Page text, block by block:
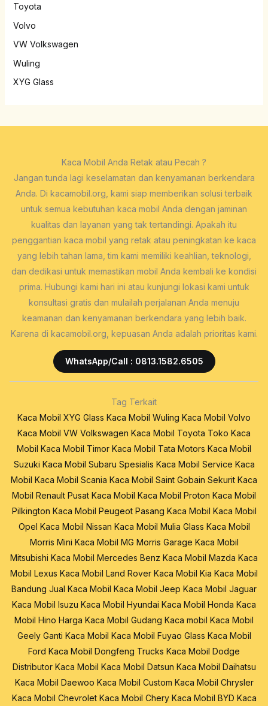
Toyota
Volvo
VW Volkswagen
Wuling
XYG Glass
Kaca Mobil Anda Retak atau Pecah ?
Jangan tunda lagi keselamatan dan kenyamanan berkendara
Anda. Di kacamobil.org, kami siap memberikan solusi terbaik
untuk semua kebutuhan kaca mobil Anda dengan jaminan
kualitas dan layanan yang tak tertandingi. Apakah itu
penggantian kaca mobil yang retak atau peningkatan ke kaca
yang lebih tahan lama, tim kami memiliki keahlian, teknologi,
dan dedikasi untuk memastikan mobil Anda kembali ke kondisi
prima. Hubungi kami hari ini atau kunjungi lokasi kami untuk
konsultasi gratis dan mulailah perjalanan Anda menuju
keamanan dan kenyamanan berkendara yang lebih baik.
Karena di kacamobil.org, kepuasan Anda adalah prioritas kami.
WhatsApp/Call : 0813.1582.6505
Tag Terkait
Kaca Mobil XYG Glass Kaca Mobil Wuling Kaca Mobil Volvo
Kaca Mobil VW Volkswagen Kaca Mobil Toyota Toko Kaca
Mobil Kaca Mobil Timor Kaca Mobil Tata Motors Kaca Mobil
Suzuki Kaca Mobil Subaru Spesialis Kaca Mobil Service Kaca
Mobil Kaca Mobil Scania Kaca Mobil Saint Gobain Sekurit Kaca
Mobil Renault Pusat Kaca Mobil Kaca Mobil Proton Kaca Mobil
Pilkington Kaca Mobil Peugeot Pasang Kaca Mobil Kaca Mobil
Opel Kaca Mobil Nissan Kaca Mobil Mulia Glass Kaca Mobil
Morris Mini Kaca Mobil MG Morris Garage Kaca Mobil
Mitsubishi Kaca Mobil Mercedes Benz Kaca Mobil Mazda Kaca
Mobil Lexus Kaca Mobil Land Rover Kaca Mobil Kia Kaca Mobil
Bandung Jual Kaca Mobil Kaca Mobil Jeep Kaca Mobil Jaguar
Kaca Mobil Isuzu Kaca Mobil Hyundai Kaca Mobil Honda Kaca
Mobil Hino Harga Kaca Mobil Gudang Kaca mobil Kaca Mobil
Geely Ganti Kaca Mobil Kaca Mobil Fuyao Glass Kaca Mobil
Ford Kaca Mobil Dongfeng Trucks Kaca Mobil Dodge
Distributor Kaca Mobil Kaca Mobil Datsun Kaca Mobil Daihatsu
Kaca Mobil Daewoo Kaca Mobil Custom Kaca Mobil Chrysler
Kaca Mobil Chevrolet Kaca Mobil Chery Kaca Mobil BYD Kaca